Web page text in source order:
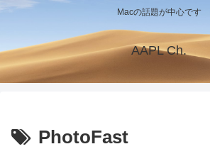
Macの話題が中心です
AAPL Ch.
PhotoFast